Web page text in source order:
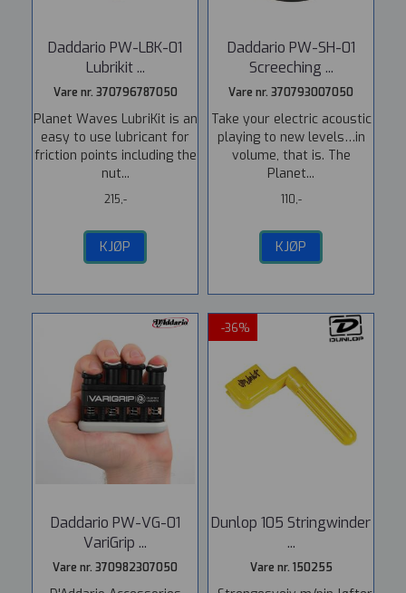
Daddario PW-LBK-01
Lubrikit ...
Vare nr. 370796787050
Planet Waves LubriKit is an
easy to use lubricant for
friction points including the
nut...
215,-
KJØP
Daddario PW-SH-01
Screeching ...
Vare nr. 370793007050
Take your electric acoustic
playing to new levels…in
volume, that is. The
Planet...
110,-
KJØP
Daddario PW-VG-01
VariGrip ...
Vare nr. 370982307050
-36%
Dunlop 105 Stringwinder
...
Vare nr. 150255